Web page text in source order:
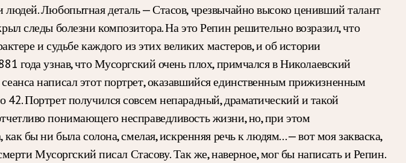
людей. Любопытная деталь — Стасов, чрезвычайно высоко ценивший талант
следы болезни композитора. На это Репин решительно возразил, что
и судьбе каждого из этих великих мастеров, и об истории
года узнав, что Мусоргский очень плох, примчался в Николаевский
написал этот портрет, оказавшийся единственным прижизненным
Портрет получился совсем непарадный, драматический и такой
понимающего несправедливость жизни, но, при этом
бы ни была солона, смелая, искренняя речь к людям… — вот моя закваска,
Мусоргский писал Стасову. Так же, наверное, мог бы написать и Репин.